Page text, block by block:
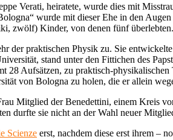
Verati, heiratete, wurde dies mit
wurde mit dieser Ehe in den
zwölf) Kinder, von denen fünf überlebten.
der praktischen Physik zu. Sie entwickelte
stand unter den Fittichen des
28 Aufsätzen, zu praktisch-
von Bologna zu holen, die er allein
Mitglied der Benedettini, einem Kreis
durfte sie nicht an der Wahl neuer
Scienze erst, nachdem diese erst ihrem –